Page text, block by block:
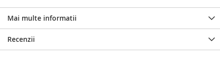
Mai multe informatii
Recenzii